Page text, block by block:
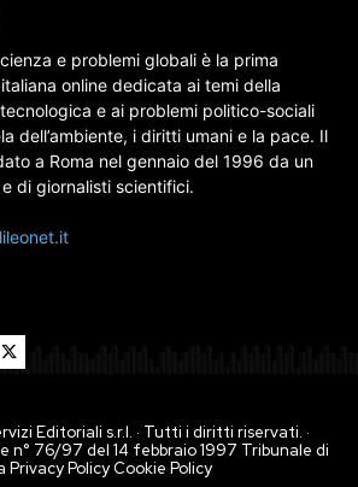
e problemi globali è la prima
online dedicata ai temi della
e ai problemi politico-sociali
dell’ambiente, i diritti umani e la pace. Il
a Roma nel gennaio del 1996 da un
di giornalisti scientifici.
Editoriali s.r.l. · Tutti i diritti riservati. ·
n° 76/97 del 14 febbraio 1997 Tribunale di
Privacy PolicyCookie Policy